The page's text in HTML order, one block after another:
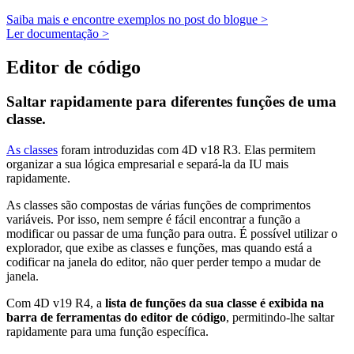
Saiba mais e encontre exemplos no post do blogue >
Ler documentação >
Editor de código
Saltar rapidamente para diferentes funções de uma
classe.
As classes foram introduzidas com 4D v18 R3. Elas permitem
organizar a sua lógica empresarial e separá-la da IU mais
rapidamente.
As classes são compostas de várias funções de comprimentos
variáveis. Por isso, nem sempre é fácil encontrar a função a
modificar ou passar de uma função para outra. É possível utilizar o
explorador, que exibe as classes e funções, mas quando está a
codificar na janela do editor, não quer perder tempo a mudar de
janela.
Com 4D v19 R4, a lista de funções da sua classe é exibida na
barra de ferramentas do editor de código, permitindo-lhe saltar
rapidamente para uma função específica.